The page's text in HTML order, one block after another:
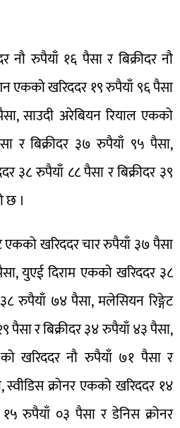
नौ रुपैयाँ १६ पैसा र बिक्रीदर नौ
एकको खरिददर १९ रुपैयाँ ९६ पैसा
साउदी अरेबियन रियाल एकको
र बिक्रीदर ३७ रुपैयाँ ९५ पैसा,
३८ रुपैयाँ ८८ पैसा र बिक्रीदर ३९
छ ।
एकको खरिददर चार रुपैयाँ ३७ पैसा
युएई दिराम एकको खरिददर ३८
रुपैयाँ ७४ पैसा, मलेसियन रिङ्गेट
र बिक्रीदर ३४ रुपैयाँ ४३ पैसा,
खरिददर नौ रुपैयाँ ७१ पैसा र
स्वीडिस क्रोनर एकको खरिददर १४
रुपैयाँ ०३ पैसा र डेनिस क्रोनर